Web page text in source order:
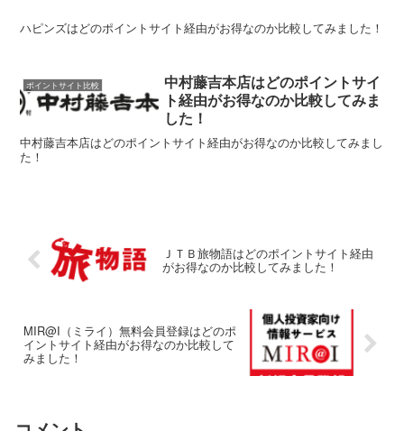
ハピンズはどのポイントサイト経由がお得なのか比較してみました！
ポイントサイト比較
中村藤吉本店はどのポイントサイ
ト経由がお得なのか比較してみま
した！
中村藤吉本店はどのポイントサイト経由がお得なのか比較してみまし
た！
ＪＴＢ旅物語はどのポイントサイト経由
がお得なのか比較してみました！
MIR@I（ミライ）無料会員登録はどのポ
イントサイト経由がお得なのか比較して
みました！